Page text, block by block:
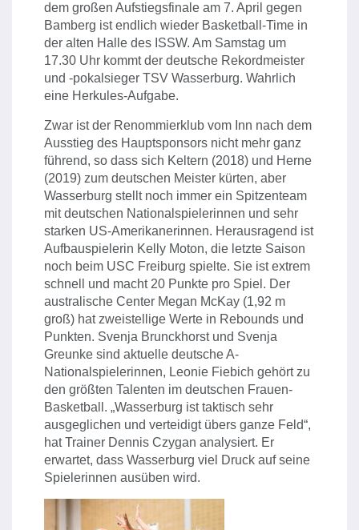
dem großen Aufstiegsfinale am 7. April gegen
Bamberg ist endlich wieder Basketball-Time in
der alten Halle des ISSW. Am Samstag um
17.30 Uhr kommt der deutsche Rekordmeister
und -pokalsieger TSV Wasserburg. Wahrlich
eine Herkules-Aufgabe.
Zwar ist der Renommierklub vom Inn nach dem
Ausstieg des Hauptsponsors nicht mehr ganz
führend, so dass sich Keltern (2018) und Herne
(2019) zum deutschen Meister kürten, aber
Wasserburg stellt noch immer ein Spitzenteam
mit deutschen Nationalspielerinnen und sehr
starken US-Amerikanerinnen. Herausragend ist
Aufbauspielerin Kelly Moton, die letzte Saison
noch beim USC Freiburg spielte. Sie ist extrem
schnell und macht 20 Punkte pro Spiel. Der
australische Center Megan McKay (1,92 m
groß) hat zweistellige Werte in Rebounds und
Punkten. Svenja Brunckhorst und Svenja
Greunke sind aktuelle deutsche A-
Nationalspielerinnen, Leonie Fiebich gehört zu
den größten Talenten im deutschen Frauen-
Basketball. „Wasserburg ist taktisch sehr
ausgeglichen und verteidigt übers ganze Feld“,
hat Trainer Dennis Czygan analysiert. Er
erwartet, dass Wasserburg viel Druck auf seine
Spielerinnen ausüben wird.